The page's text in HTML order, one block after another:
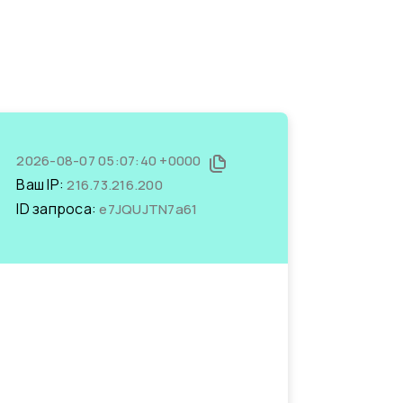
2026-08-07 05:07:40 +0000
Ваш IP:216.73.216.200
ID запроса:e7JQUJTN7a61